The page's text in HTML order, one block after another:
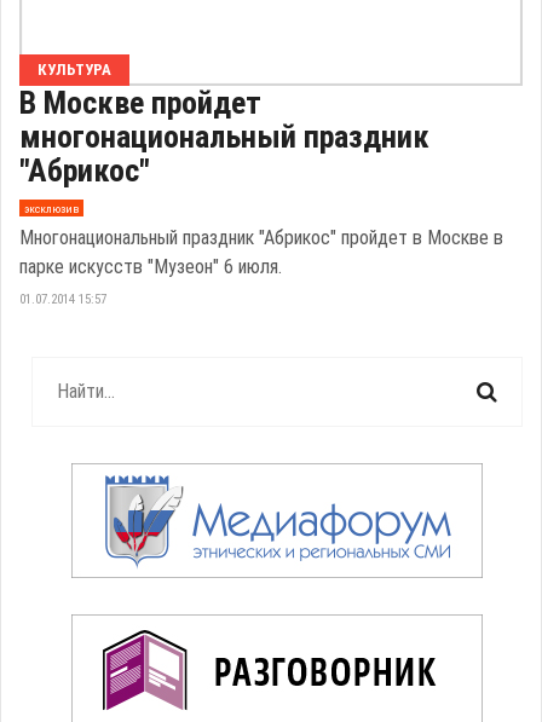
КУЛЬТУРА
В Москве пройдет
многонациональный праздник
"Абрикос"
эксклюзив
Многонациональный праздник "Абрикос" пройдет в Москве в
парке искусств "Музеон" 6 июля.
01.07.2014 15:57